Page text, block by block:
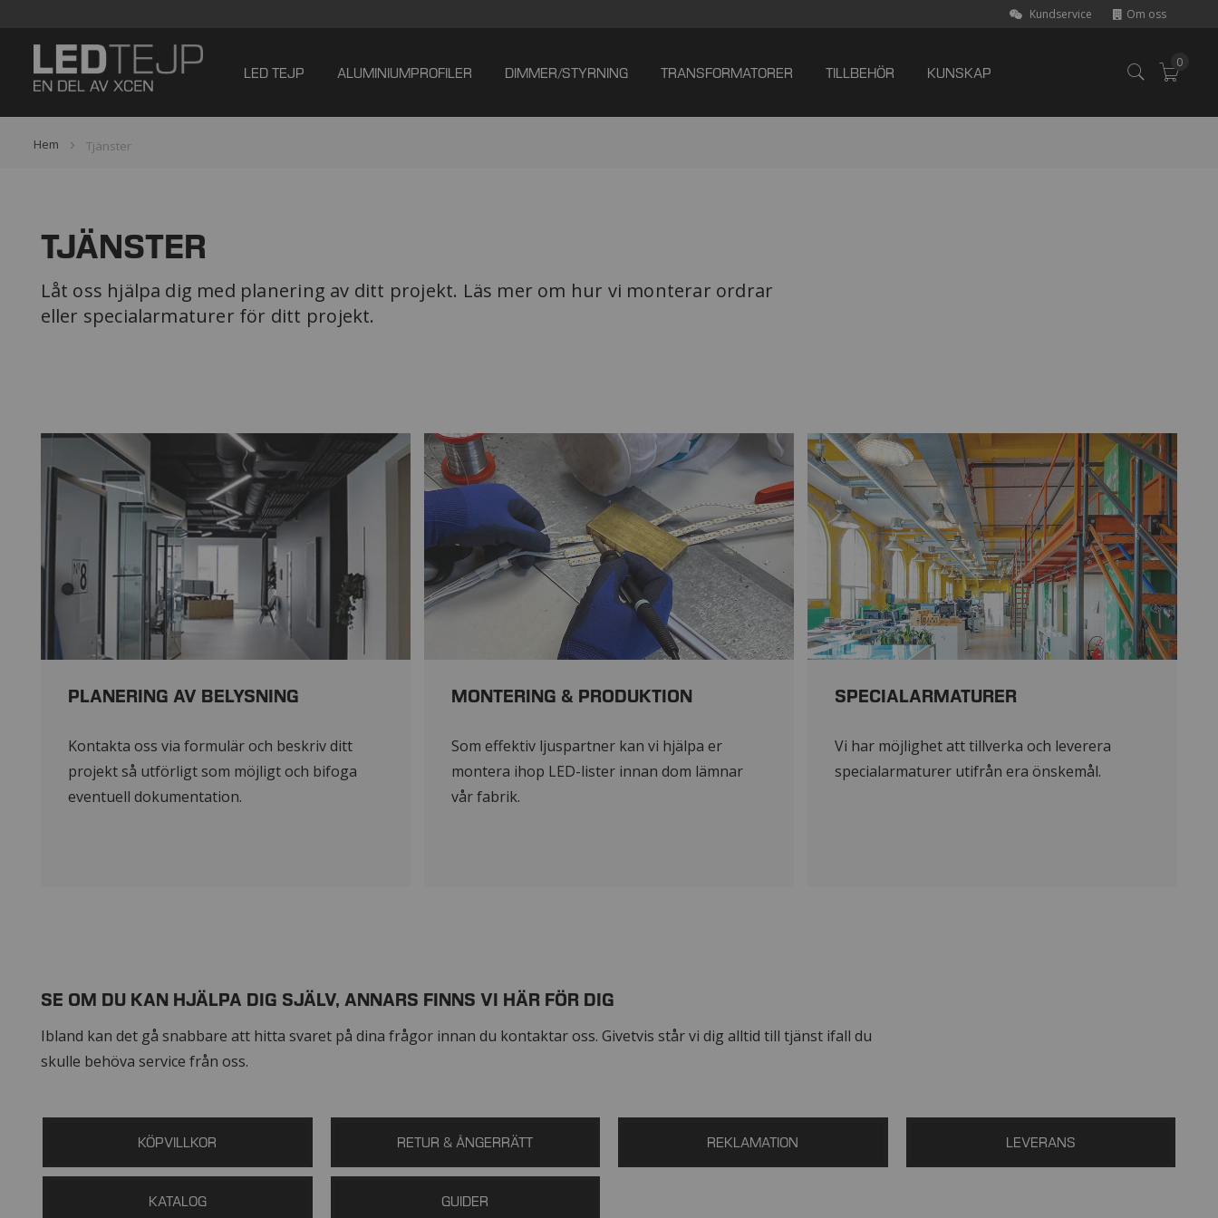
Kundservice Om oss
LED TEJP ALUMINIUMPROFILER DIMMER/STYRNING TRANSFORMATORER TILLBEHÖR KUNSKAP
0
Hem Tjänster
TJÄNSTER
Låt oss hjälpa dig med planering av ditt projekt. Läs mer om hur vi monterar ordrar
eller specialarmaturer för ditt projekt.
PLANERING AV BELYSNING
Kontakta oss via formulär och beskriv ditt
projekt så utförligt som möjligt och bifoga
eventuell dokumentation.
MONTERING & PRODUKTION
Som effektiv ljuspartner kan vi hjälpa er
montera ihop LED-lister innan dom lämnar
vår fabrik.
SPECIALARMATURER
Vi har möjlighet att tillverka och leverera
specialarmaturer utifrån era önskemål.
SE OM DU KAN HJÄLPA DIG SJÄLV, ANNARS FINNS VI HÄR FÖR DIG
Ibland kan det gå snabbare att hitta svaret på dina frågor innan du kontaktar oss. Givetvis står vi dig alltid till tjänst ifall du
skulle behöva service från oss.
KÖPVILLKOR RETUR & ÅNGERRÄTT REKLAMATION LEVERANS
KATALOG GUIDER